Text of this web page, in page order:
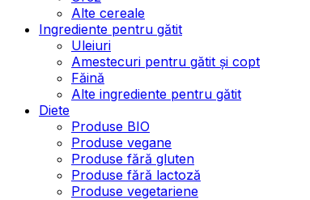
Alte cereale
Ingrediente pentru gătit
Uleiuri
Amestecuri pentru gătit și copt
Făină
Alte ingrediente pentru gătit
Diete
Produse BIO
Produse vegane
Produse fără gluten
Produse fără lactoză
Produse vegetariene